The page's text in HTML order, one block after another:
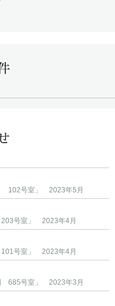
Ⅱ 102号室」 2023年5月
203号室」 2023年4月
101号室」 2023年4月
685号室」 2023年3月